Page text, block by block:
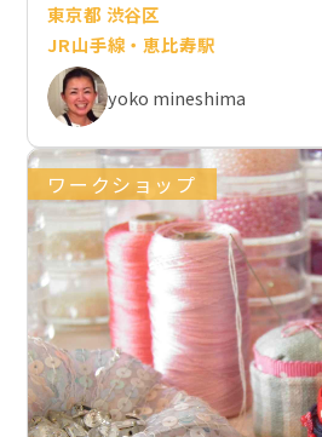
東京都 渋谷区
JR山手線・恵比寿駅
yoko mineshima
ワークショップ